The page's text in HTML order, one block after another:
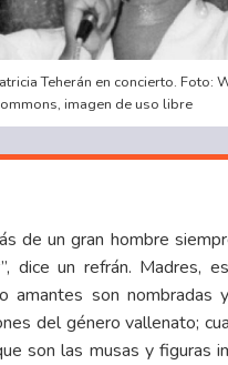
Teherán en concierto. Foto:
imagen de uso libre
de un gran hombre
dice un refrán. Madres,
amantes son nombradas
del género vallenato;
son las musas y figuras